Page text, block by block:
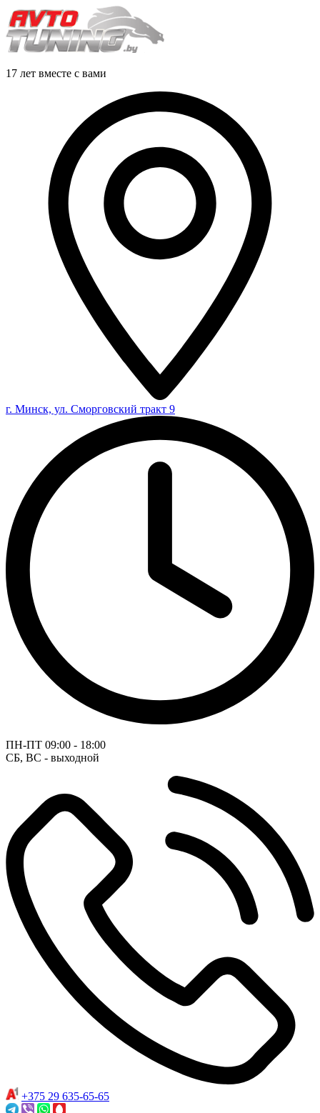
17 лет вместе с вами
г. Минск, ул. Сморговский тракт 9
ПН-ПТ 09:00 - 18:00
СБ, ВС - выходной
+375 29 635-65-65